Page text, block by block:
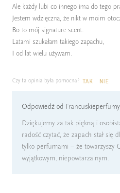
Ale każdy lubi co innego ima do tego
Jestem wdzięczna, że nikt w moim
Bo to mój signature scent.
Latami szukałam takiego zapachu,
I od lat wielu używam.
Czy ta opinia była pomocna? TAK NIE
Odpowiedź od
Dziękujemy za tak piękną i
radość czytać, że zapach stał się
tylko perfumami – że towarzyszy
wyjątkowym, niepowtarzalnym.